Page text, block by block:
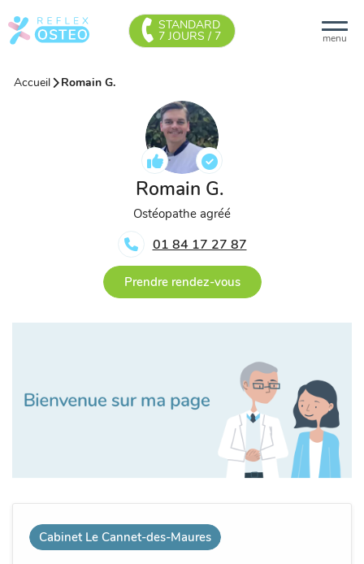
menu
STANDARD
7 JOURS / 7
Accueil Romain G.
Romain G.
Ostéopathe agréé
01 84 17 27 87
Prendre rendez-vous
Cabinet Le Cannet-des-Maures